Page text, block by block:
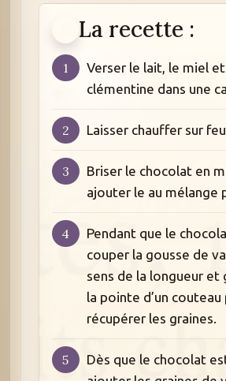
La recette :
Verser le lait, le miel
clémentine dans une
Laisser chauffer sur
Briser le chocolat en
ajouter le au mélange
Pendant que le
couper la gousse de
sens de la longueur et
la pointe d’un couteau
récupérer les graines.
Dès que le chocolat